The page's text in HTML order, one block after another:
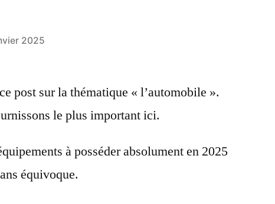
2025
post sur la thématique « l’automobile ».
le plus important ici.
à posséder absolument en 2025
équivoque.